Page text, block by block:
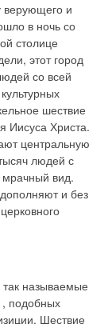
и
в ночь со
столице
этот город
со всей
шествие
Иисуса Христа.
центральную
людей с
вид.
и без
называемые
, подобных
Шествие